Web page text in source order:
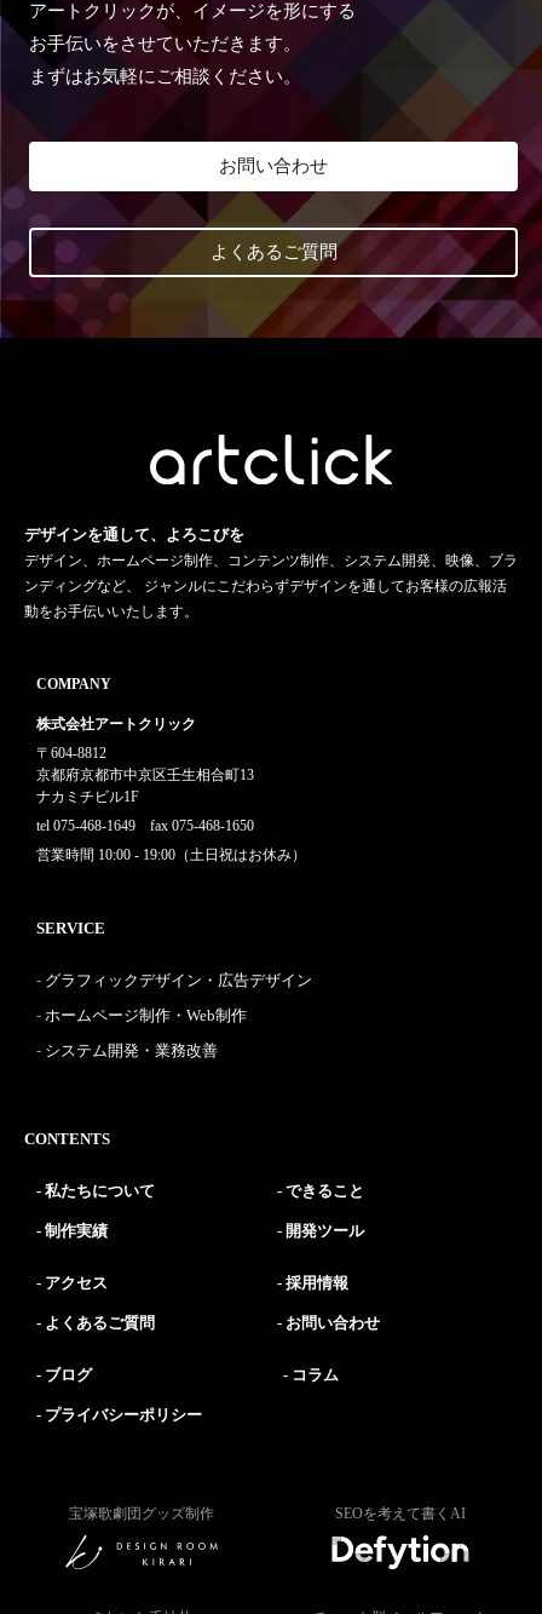
アートクリックが、イメージを形にする
お手伝いをさせていただきます。
まずはお気軽にご相談ください。
お問い合わせ
よくあるご質問
デザインを通して、よろこびを
デザイン、ホームページ制作、コンテンツ制作、システム開発、映像、ブラ
ンディングなど、 ジャンルにこだわらずデザインを通してお客様の広報活
動をお手伝いいたします。
COMPANY
株式会社アートクリック
〒604-8812
京都府京都市中京区壬生相合町13
ナカミチビル1F
tel 075-468-1649 fax 075-468-1650
営業時間 10:00 - 19:00（土日祝はお休み）
SERVICE
グラフィックデザイン・広告デザイン
ホームページ制作・Web制作
システム開発・業務改善
CONTENTS
私たちについて できること
制作実績 開発ツール
アクセス 採用情報
よくあるご質問 お問い合わせ
ブログ コラム
プライバシーポリシー
宝塚歌劇団グッズ制作 SEOを考えて書くAI